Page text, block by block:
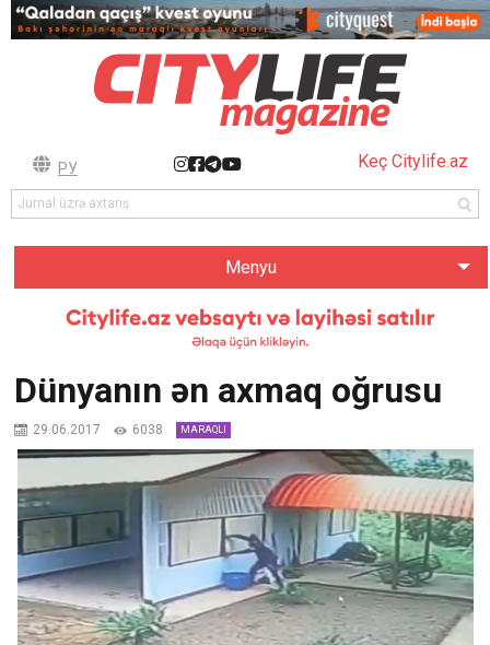
РУ Keç Citylife.az
Menyu
Dünyanın ən axmaq oğrusu
29.06.2017 6038 MARAQLI